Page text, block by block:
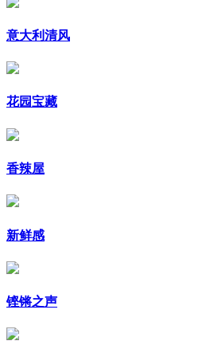
意大利清风
花园宝藏
香辣屋
新鲜感
铿锵之声